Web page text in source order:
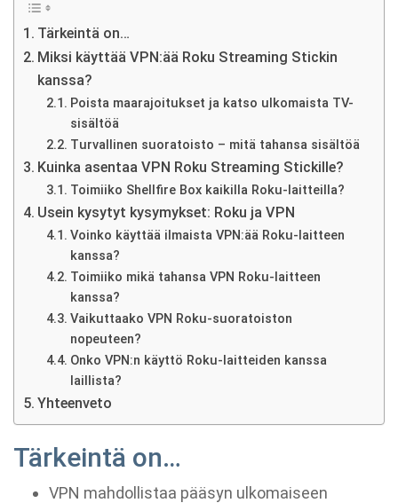
Tärkeintä on…
Miksi käyttää VPN:ää Roku Streaming Stickin
kanssa?
Poista maarajoitukset ja katso ulkomaista TV-
sisältöä
Turvallinen suoratoisto – mitä tahansa sisältöä
Kuinka asentaa VPN Roku Streaming Stickille?
Toimiiko Shellfire Box kaikilla Roku-laitteilla?
Usein kysytyt kysymykset: Roku ja VPN
Voinko käyttää ilmaista VPN:ää Roku-laitteen
kanssa?
Toimiiko mikä tahansa VPN Roku-laitteen
kanssa?
Vaikuttaako VPN Roku-suoratoiston
nopeuteen?
Onko VPN:n käyttö Roku-laitteiden kanssa
laillista?
Yhteenveto
Tärkeintä on…
VPN mahdollistaa pääsyn ulkomaiseen